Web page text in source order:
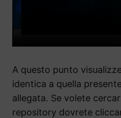
A questo punto
identica a quella
allegata. Se volete
repository dovrete